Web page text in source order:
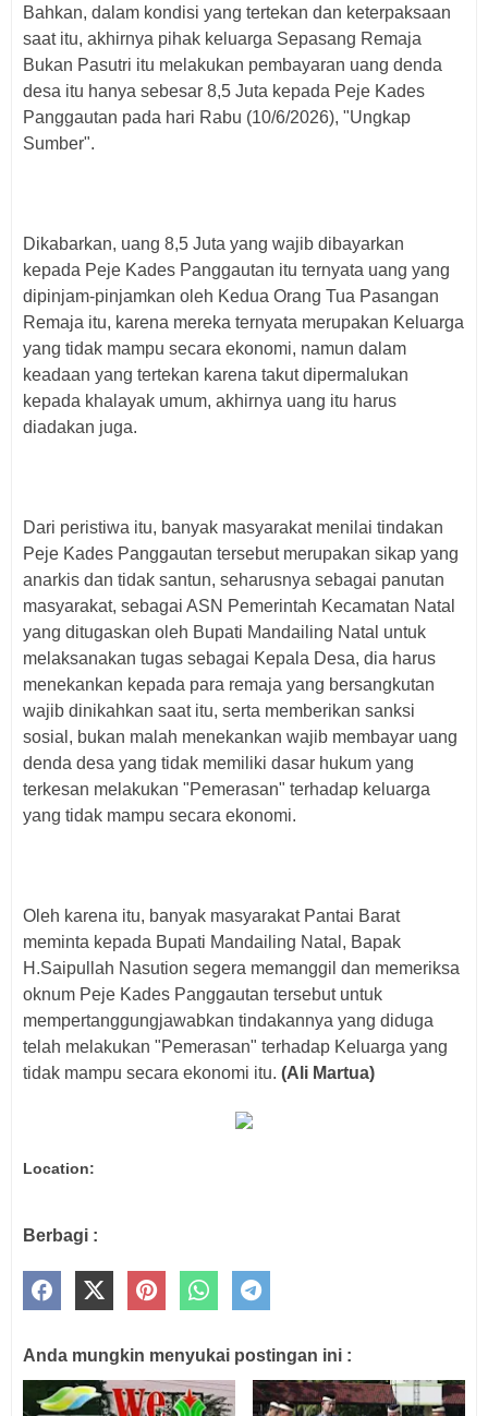
Bahkan, dalam kondisi yang tertekan dan keterpaksaan
saat itu, akhirnya pihak keluarga Sepasang Remaja
Bukan Pasutri itu melakukan pembayaran uang denda
desa itu hanya sebesar 8,5 Juta kepada Peje Kades
Panggautan pada hari Rabu (10/6/2026), "Ungkap
Sumber".
Dikabarkan, uang 8,5 Juta yang wajib dibayarkan
kepada Peje Kades Panggautan itu ternyata uang yang
dipinjam-pinjamkan oleh Kedua Orang Tua Pasangan
Remaja itu, karena mereka ternyata merupakan Keluarga
yang tidak mampu secara ekonomi, namun dalam
keadaan yang tertekan karena takut dipermalukan
kepada khalayak umum, akhirnya uang itu harus
diadakan juga.
Dari peristiwa itu, banyak masyarakat menilai tindakan
Peje Kades Panggautan tersebut merupakan sikap yang
anarkis dan tidak santun, seharusnya sebagai panutan
masyarakat, sebagai ASN Pemerintah Kecamatan Natal
yang ditugaskan oleh Bupati Mandailing Natal untuk
melaksanakan tugas sebagai Kepala Desa, dia harus
menekankan kepada para remaja yang bersangkutan
wajib dinikahkan saat itu, serta memberikan sanksi
sosial, bukan malah menekankan wajib membayar uang
denda desa yang tidak memiliki dasar hukum yang
terkesan melakukan "Pemerasan" terhadap keluarga
yang tidak mampu secara ekonomi.
Oleh karena itu, banyak masyarakat Pantai Barat
meminta kepada Bupati Mandailing Natal, Bapak
H.Saipullah Nasution segera memanggil dan memeriksa
oknum Peje Kades Panggautan tersebut untuk
mempertanggungjawabkan tindakannya yang diduga
telah melakukan "Pemerasan" terhadap Keluarga yang
tidak mampu secara ekonomi itu. (Ali Martua)
Location:
Berbagi :
Anda mungkin menyukai postingan ini :